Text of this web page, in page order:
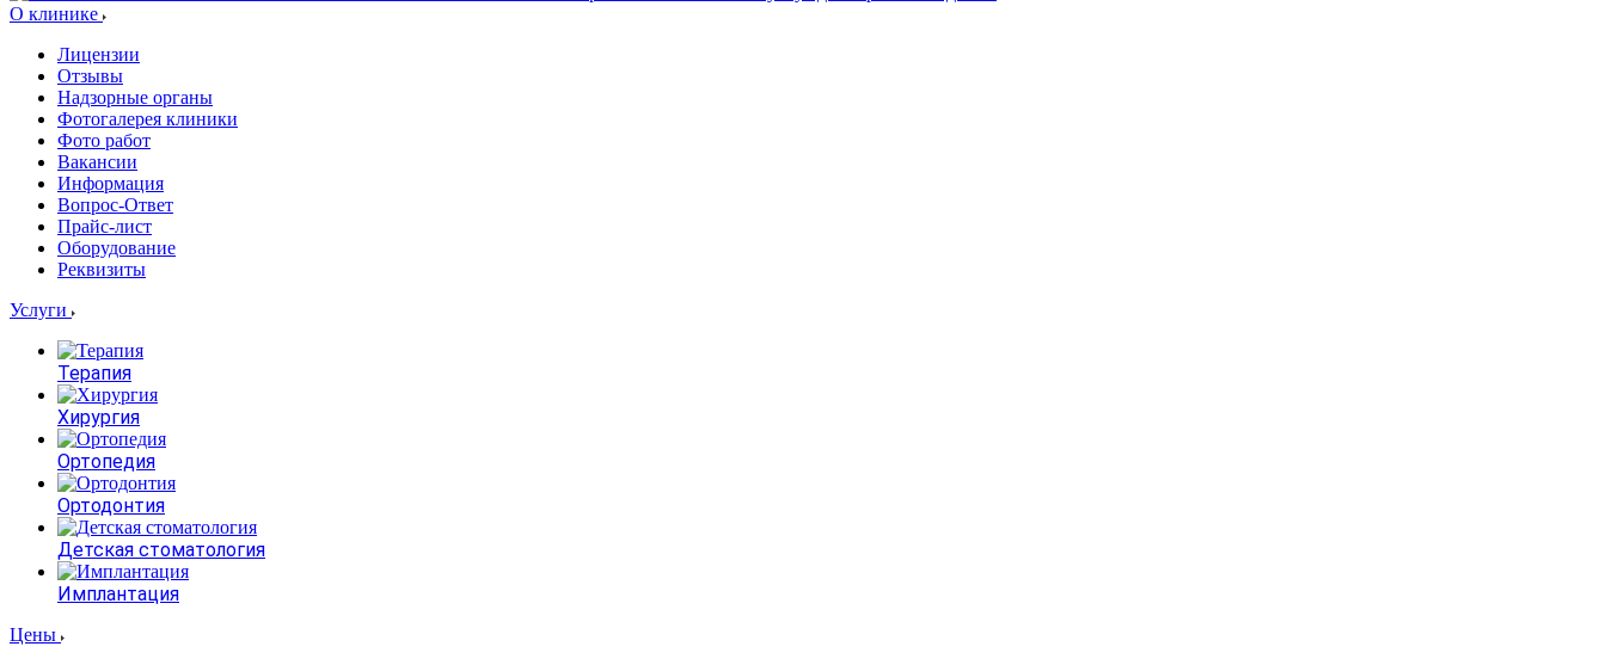
О клинике
Лицензии
Отзывы
Надзорные органы
Фотогалерея клиники
Фото работ
Вакансии
Информация
Вопрос-Ответ
Прайс-лист
Оборудование
Реквизиты
Услуги
Терапия
Хирургия
Ортопедия
Ортодонтия
Детская стоматология
Имплантация
Цены